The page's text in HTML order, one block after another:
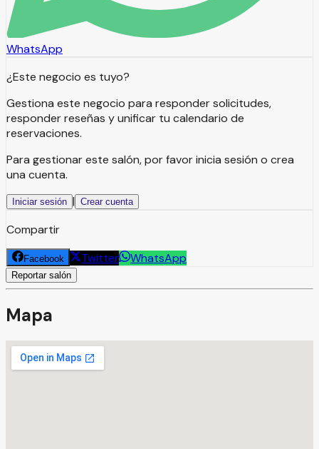
WhatsApp
¿Este negocio es tuyo?
Gestiona este negocio para responder solicitudes,
responder reseñas y unificar tu calendario de
reservaciones.
Para gestionar este salón, por favor inicia sesión o crea
una cuenta.
Iniciar sesión | Crear cuenta
Compartir
Facebook Twitter WhatsApp
Reportar salón
Mapa